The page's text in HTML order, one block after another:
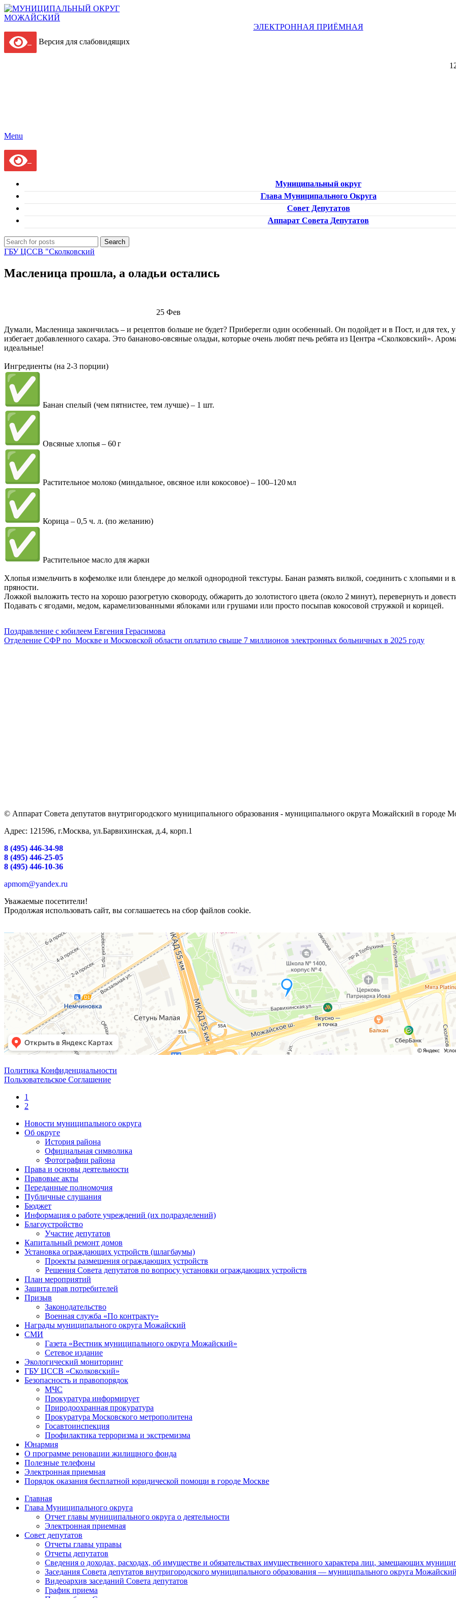
ЭЛЕКТРОННАЯ ПРИЁМНАЯ
Версия для слабовидящих
Menu
Муниципальный округ
Глава Муниципального Округа
Совет Депутатов
Аппарат Совета Депутатов
Search
ГБУ ЦССВ "Сколковский
Масленица прошла, а оладьи остались
25 Фев
Думали, Масленица закончилась – и рецептов больше не будет? Приберегли один особенный. Он подойдет и в Пост, и для тех, у
избегает добавленного сахара. Это бананово‑овсяные оладьи, которые очень любят печь ребята из Центра «Сколковский».
идеальные!
Ингредиенты (на 2-3 порции)
Банан спелый (чем пятнистее, тем лучше) – 1 шт.
Овсяные хлопья – 60 г
Растительное молоко (миндальное, овсяное или кокосовое) – 100–120 мл
Корица – 0,5 ч. л. (по желанию)
Растительное масло для жарки
Хлопья измельчить в кофемолке или блендере до мелкой однородной текстуры. Банан размять вилкой, соединить с хлопьями
пряности.
Ложкой выложить тесто на хорошо разогретую сковороду, обжарить до золотистого цвета (около 2 минут), перевернуть и
Подавать с ягодами, медом, карамелизованными яблоками или грушами или просто посыпав кокосовой стружкой и корицей.
Поздравление с юбилеем Евгения Герасимова
Отделение СФР по Москве и Московской области оплатило свыше 7 миллионов электронных больничных в 2025 году
© Аппарат Совета депутатов внутригородского муниципального образования - муниципального округа Можайский в городе
Адрес: 121596, г.Москва, ул.Барвихинская, д.4, корп.1
8 (495) 446-34-98
8 (495) 446-25-05
8 (495) 446-10-36
apmom@yandex.ru
Уважаемые посетители!
Продолжая использовать сайт, вы соглашаетесь на сбор файлов cookie.
Политика Конфиденциальности
Пользовательское Соглашение
1
2
Новости муниципального округа
Об округе
История района
Официальная символика
Фотографии района
Права и основы деятельности
Правовые акты
Переданные полномочия
Публичные слушания
Бюджет
Информация о работе учреждений (их подразделений)
Благоустройство
Участие депутатов
Капитальный ремонт домов
Установка ограждающих устройств (шлагбаумы)
Проекты размещения ограждающих устройств
Решения Совета депутатов по вопросу установки ограждающих устройств
План мероприятий
Защита прав потребителей
Призыв
Законодательство
Военная служба «По контракту»
Награды муниципального округа Можайский
СМИ
Газета «Вестник муниципального округа Можайский»
Сетевое издание
Экологический мониторинг
ГБУ ЦССВ «Сколковский»
Безопасность и правопорядок
МЧС
Прокуратура информирует
Природоохранная прокуратура
Прокуратура Московского метрополитена
Госавтоинспекция
Профилактика терроризма и экстремизма
Юнармия
О программе реновации жилищного фонда
Полезные телефоны
Электронная приемная
Порядок оказания бесплатной юридической помощи в городе Москве
Главная
Глава Муниципального округа
Отчет главы муниципального округа о деятельности
Электронная приемная
Совет депутатов
Отчеты главы управы
Отчеты депутатов
Сведения о доходах, расходах, об имуществе и обязательствах имущественного характера лиц, замещающих
Заседания Совета депутатов внутригородского муниципального образования — муниципального округа
Видеоархив заседаний Совета депутатов
График приема